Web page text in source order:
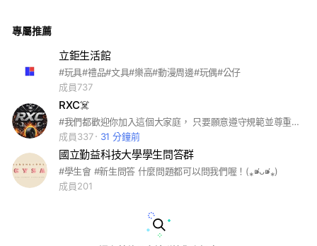
專屬推薦
立鉅生活館
#玩具#禮品#文具#樂高#動漫周邊#玩偶#公仔
成員737
RXC☠️
#我們都歡迎你加入這個大家庭， 只要願意遵守規範並尊重團隊，都能在這裡找到歸屬感
成員337
31 分鐘前
國立勤益科技大學學生問答群
#學生會 #新生問答 什麼問題都可以問我們喔！(⁎⁍̴̛ᴗ⁍̴̛⁎)
成員201